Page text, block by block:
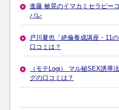
進藤 敏晃のイマカミセラピー
バレ
戸川夏也「絶倫養成講座・11
口コミは？
（モテLogi） マル秘SEX誘
グの口コミは？